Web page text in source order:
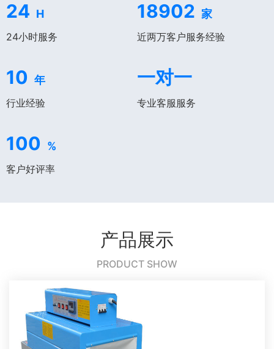
24 H
24小时服务
18902 家
近两万客户服务经验
10 年
行业经验
一对一
专业客服服务
100 %
客户好评率
产品展示
PRODUCT SHOW